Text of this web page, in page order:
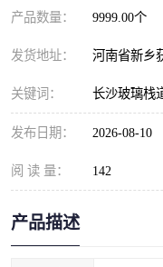
产品数量： 9999.00个
发货地址： 河南省新乡
关键词： 长沙玻璃栈
发布日期： 2026-08-10
阅 读 量： 142
产品描述